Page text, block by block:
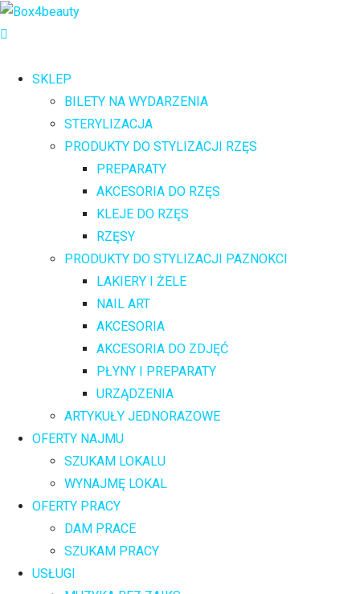
SKLEP
BILETY NA WYDARZENIA
STERYLIZACJA
PRODUKTY DO STYLIZACJI RZĘS
PREPARATY
AKCESORIA DO RZĘS
KLEJE DO RZĘS
RZĘSY
PRODUKTY DO STYLIZACJI PAZNOKCI
LAKIERY I ŻELE
NAIL ART
AKCESORIA
AKCESORIA DO ZDJĘĆ
PŁYNY I PREPARATY
URZĄDZENIA
ARTYKUŁY JEDNORAZOWE
OFERTY NAJMU
SZUKAM LOKALU
WYNAJMĘ LOKAL
OFERTY PRACY
DAM PRACE
SZUKAM PRACY
USŁUGI